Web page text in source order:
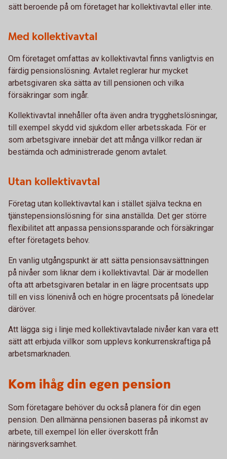
sätt beroende på om företaget har kollektivavtal eller inte.
Med kollektivavtal
Om företaget omfattas av kollektivavtal finns vanligtvis en
färdig pensionslösning. Avtalet reglerar hur mycket
arbetsgivaren ska sätta av till pensionen och vilka
försäkringar som ingår.
Kollektivavtal innehåller ofta även andra trygghetslösningar,
till exempel skydd vid sjukdom eller arbetsskada. För er
som arbetsgivare innebär det att många villkor redan är
bestämda och administrerade genom avtalet.
Utan kollektivavtal
Företag utan kollektivavtal kan i stället själva teckna en
tjänstepensionslösning för sina anställda. Det ger större
flexibilitet att anpassa pensionssparande och försäkringar
efter företagets behov.
En vanlig utgångspunkt är att sätta pensionsavsättningen
på nivåer som liknar dem i kollektivavtal. Där är modellen
ofta att arbetsgivaren betalar in en lägre procentsats upp
till en viss lönenivå och en högre procentsats på lönedelar
däröver.
Att lägga sig i linje med kollektivavtalade nivåer kan vara ett
sätt att erbjuda villkor som upplevs konkurrenskraftiga på
arbetsmarknaden.
Kom ihåg din egen pension
Som företagare behöver du också planera för din egen
pension. Den allmänna pensionen baseras på inkomst av
arbete, till exempel lön eller överskott från
näringsverksamhet.